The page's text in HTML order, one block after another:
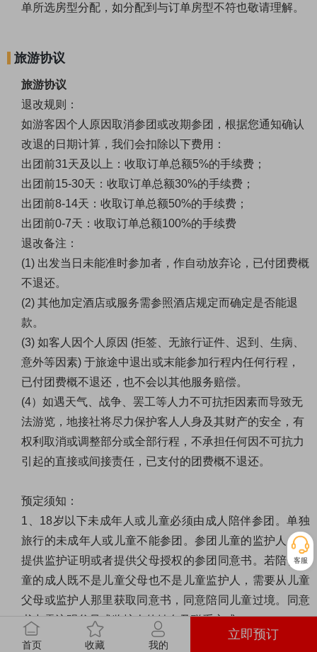
单所选房型分配，如分配到与订单房型不符也敬请理解。
旅游协议
旅游协议
退改规则：
如游客因个人原因取消参团或改期参团，根据您通知确认
改退的日期计算，我们会扣除以下费用：
出团前31天及以上：收取订单总额5%的手续费；
出团前15-30天：收取订单总额30%的手续费；
出团前8-14天：收取订单总额50%的手续费；
出团前0-7天：收取订单总额100%的手续费
退改备注：
(1) 出发当日未能准时参加者，作自动放弃论，已付团费概
不退还。
(2) 其他加定酒店或服务需参照酒店规定而确定是否能退
款。
(3) 如客人因个人原因 (拒签、无旅行证件、迟到、生病、
意外等因素) 于旅途中退出或末能参加行程内任何行程，
已付团费概不退还，也不会以其他服务赔偿。
(4）如遇天气、战争、罢工等人力不可抗拒因素而导致无
法游览，地接社将尽力保护客人人身及其财产的安全，有
权利取消或调整部分或全部行程，不承担任何因不可抗力
引起的直接或间接责任，已支付的团费概不退还。
预定须知：
1
18岁以下未成年人或儿童必须由成人陪伴参团。单独
旅行的未成年人或儿童不能参团。参团儿童的监护人必须
提供监护证明或者提供父母授权的参团同意书。若陪伴儿
童的成人既不是儿童父母也不是儿童监护人，需要从儿童
父母或监护人那里获取同意书，同意陪同儿童过境。同意
书中需注明父母或监护人的姓名及联系方式。
2、 请您在预定时务必提供准确、完整的信息，包括姓
首页 收藏 我的
立即预订
客服